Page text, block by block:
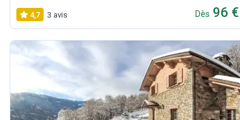
4,7 3 avis Dès 96 €